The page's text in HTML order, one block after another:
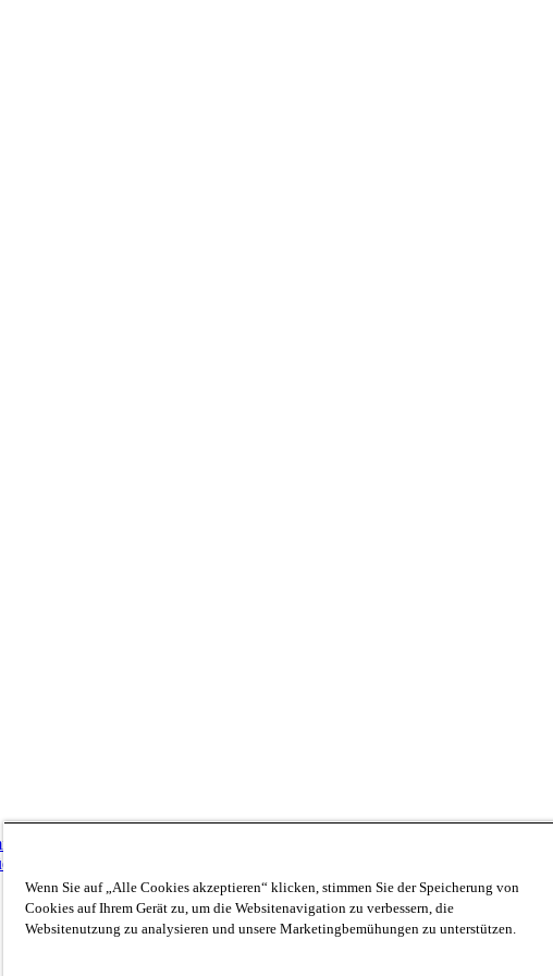
Wenn Sie auf „Alle Cookies akzeptieren“ klicken, stimmen Sie der Speicherung von
Cookies auf Ihrem Gerät zu, um die Websitenavigation zu verbessern, die
Websitenutzung zu analysieren und unsere Marketingbemühungen zu unterstützen.